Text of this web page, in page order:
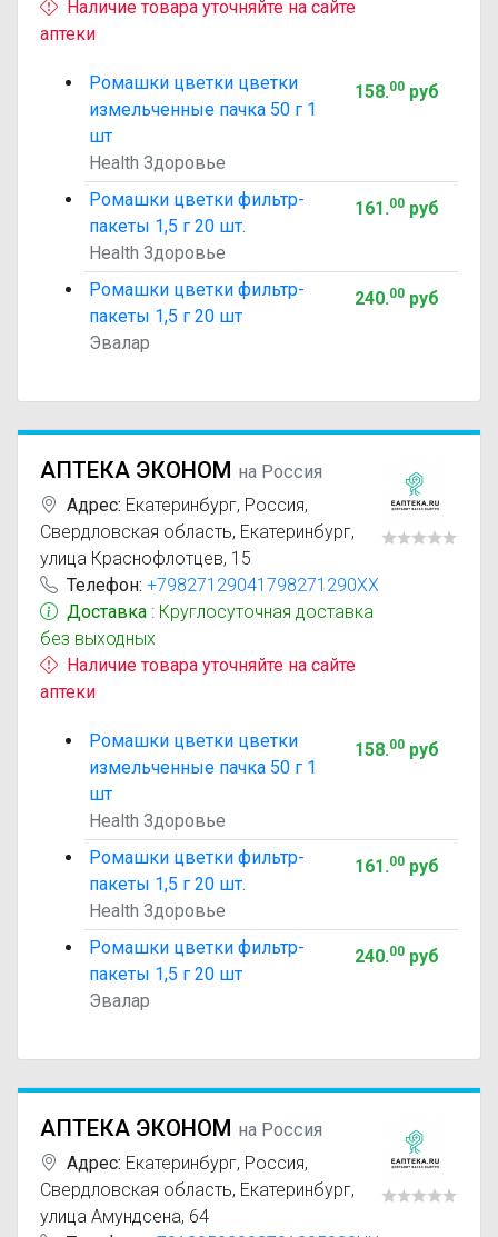
Наличие товара уточняйте на сайте
аптеки
Ромашки цветки цветки
измельченные пачка 50 г 1
шт
Health Здоровье
158.00руб
Ромашки цветки фильтр-
пакеты 1,5 г 20 шт.
Health Здоровье
161.00руб
Ромашки цветки фильтр-
пакеты 1,5 г 20 шт
Эвалар
240.00руб
АПТЕКА ЭКОНОМ на Россия
Адрес: Екатеринбург, Россия,
Свердловская область, Екатеринбург,
улица Краснофлотцев, 15
Телефон: +79827129041798271290XX
Доставка : Круглосуточная доставка
без выходных
Наличие товара уточняйте на сайте
аптеки
Ромашки цветки цветки
измельченные пачка 50 г 1
шт
Health Здоровье
158.00руб
Ромашки цветки фильтр-
пакеты 1,5 г 20 шт.
Health Здоровье
161.00руб
Ромашки цветки фильтр-
пакеты 1,5 г 20 шт
Эвалар
240.00руб
АПТЕКА ЭКОНОМ на Россия
Адрес: Екатеринбург, Россия,
Свердловская область, Екатеринбург,
улица Амундсена, 64